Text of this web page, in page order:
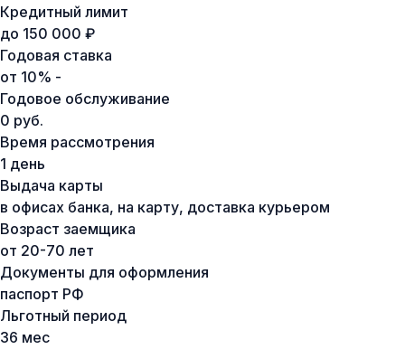
Кредитный лимит
до 150 000 ₽
Годовая ставка
от 10% -
Годовое обслуживание
0 руб.
Время рассмотрения
1 день
Выдача карты
в офисах банка, на карту, доставка курьером
Возраст заемщика
от 20-70 лет
Документы для оформления
паспорт РФ
Льготный период
36 мес